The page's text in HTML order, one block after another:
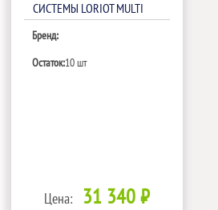
СИСТЕМЫ LORIOT MULTI
Бренд:
Остаток:10 шт
Цена: 31 340 ₽